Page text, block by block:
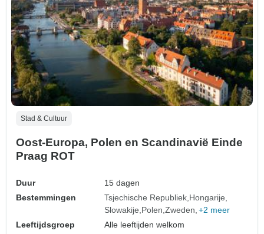
Stad & Cultuur
Oost-Europa, Polen en Scandinavië Einde
Praag ROT
Duur
15 dagen
Bestemmingen
Tsjechische Republiek Hongarije
Slowakije Polen Zweden +2 meer
Leeftijdsgroep
Alle leeftijden welkom